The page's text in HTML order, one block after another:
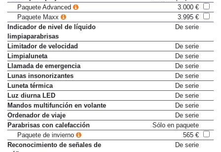
Head-Up Display
Sólo en paquete
Paquete Advanced
3.000 €
Paquete Maxx
3.995 €
Indicador de nivel de líquido
limpiaparabrisas
Limitador de velocidad
De serie
Limpialuneta
De serie
Llamada de emergencia
De serie
Lunas insonorizantes
De serie
Luneta térmica
De serie
Luz diurna LED
De serie
Mandos multifunción en volante
De serie
Ordenador de viaje
De serie
Parabrisas con calefacción
Sólo en paquete
Paquete de invierno
565 €